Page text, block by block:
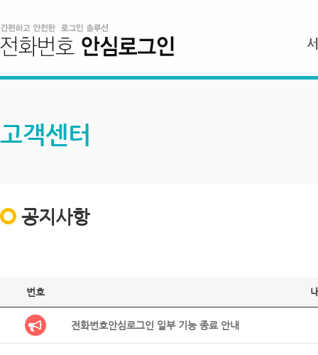
고객센터
공지사항
번호
전화번호안심로그인 일부 기능 종료 안내